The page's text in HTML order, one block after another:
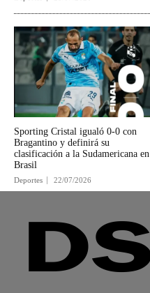
Sporting Cristal igualó 0-0 con
Bragantino y definirá su
clasificación a la Sudamericana en
Brasil
Deportes 22/07/2026